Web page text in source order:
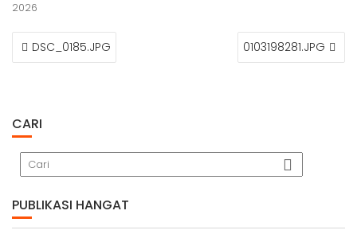
2026
NAVIGASI
POSDSC_0185.JPG 0103198281.JPG
CARI
PUBLIKASI HANGAT